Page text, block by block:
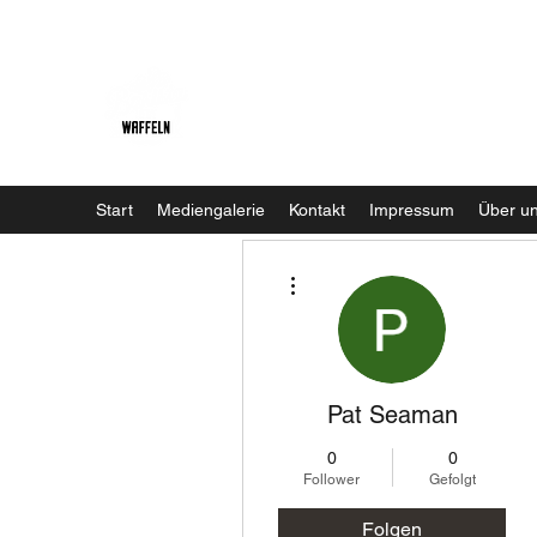
Start Mediengalerie Kontakt Impressum Über
Pat Seaman
0
Follower
0
Gefolgt
Folgen